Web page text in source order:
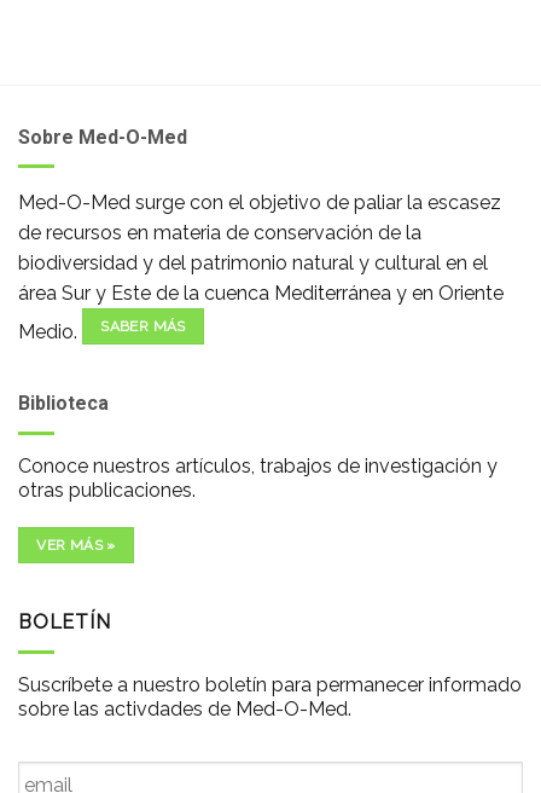
Sobre Med-O-Med
Med-O-Med surge con el objetivo de paliar la escasez
de recursos en materia de conservación de la
biodiversidad y del patrimonio natural y cultural en el
área Sur y Este de la cuenca Mediterránea y en Oriente
Medio.
SABER MÁS
Biblioteca
Conoce nuestros artículos, trabajos de investigación y
otras publicaciones.
VER MÁS »
BOLETÍN
Suscríbete a nuestro boletín para permanecer informado
sobre las activdades de Med-O-Med.
Email *